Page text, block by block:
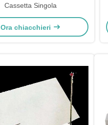
Cassetta Singola
Ora chiacchieri